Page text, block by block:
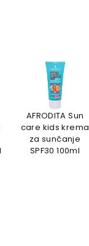
AFRODITA Sun
care kids krema
za sunčanje
SPF30 100ml